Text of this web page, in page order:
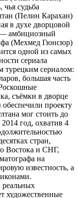
чья судьба
(Пелин Карахан)
в духе дворцовой
амбициозный
(Мехмед Гюнсюр)
одной из самых
сериала
турецким сериалом:
большая часть
съёмки в дворце
проекту
мог стоить до
год, охватив 4
стран,
Востока и СНГ,
на
известность, а
художественные